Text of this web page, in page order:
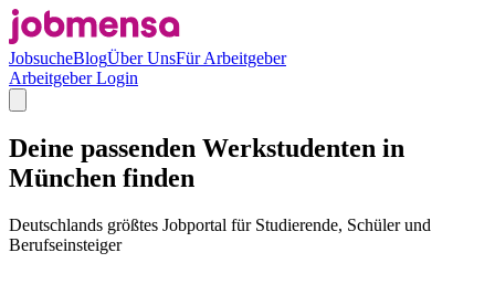
JobsucheBlogÜber UnsFür Arbeitgeber
Arbeitgeber Login
Deine passenden Werkstudenten in
München finden
Deutschlands größtes Jobportal für Studierende, Schüler und
Berufseinsteiger